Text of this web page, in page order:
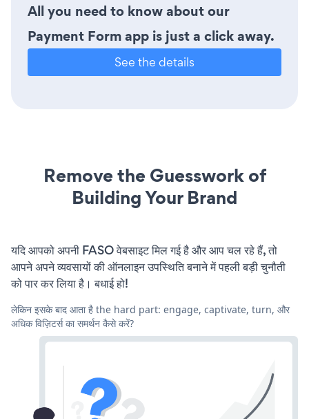
All you need to know about our
Payment Form app is just a click away.
See the details
Remove the Guesswork of
Building Your Brand
यदि आपको अपनी FASO वेबसाइट मिल गई है और आप चल रहे हैं, तो
आपने अपने व्यवसायों की ऑनलाइन उपस्थिति बनाने में पहली बड़ी चुनौती
को पार कर लिया है। बधाई हो!
लेकिन इसके बाद आता है the hard part: engage, captivate, turn, और
अधिक विज़िटर्स का समर्थन कैसे करें?